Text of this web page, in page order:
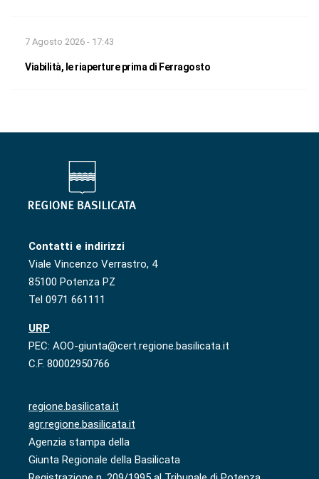
7 Agosto 2026 - 17:43
Viabilità, le riaperture prima di Ferragosto
Contatti e indirizzi
Viale Vincenzo Verrastro, 4
85100 Potenza PZ
Tel 0971 661111
URP
PEC: AOO-giunta@cert.regione.basilicata.it
C.F. 80002950766
regione.basilicata.it
agr.regione.basilicata.it
Agenzia stampa della
Giunta Regionale della Basilicata